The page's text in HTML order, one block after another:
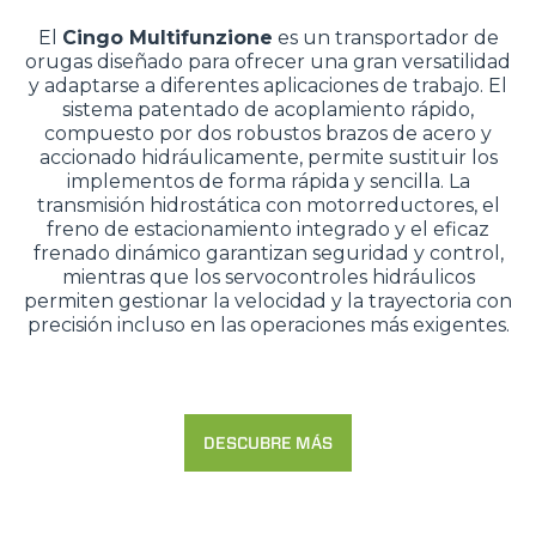
El Cingo Multifunzione es un transportador de
orugas diseñado para ofrecer una gran versatilidad
y adaptarse a diferentes aplicaciones de trabajo. El
sistema patentado de acoplamiento rápido,
compuesto por dos robustos brazos de acero y
accionado hidráulicamente, permite sustituir los
implementos de forma rápida y sencilla. La
transmisión hidrostática con motorreductores, el
freno de estacionamiento integrado y el eficaz
frenado dinámico garantizan seguridad y control,
mientras que los servocontroles hidráulicos
permiten gestionar la velocidad y la trayectoria con
precisión incluso en las operaciones más exigentes.
DESCUBRE MÁS